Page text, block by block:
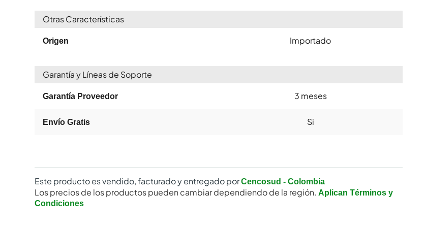
Otras Características
Origen Importado
Garantía y Líneas de Soporte
Garantía Proveedor 3 meses
Envío Gratis Si
Este producto es vendido, facturado y entregado porCencosud - Colombia
Los precios de los productos pueden cambiar dependiendo de la región. Aplican Términos y
Condiciones